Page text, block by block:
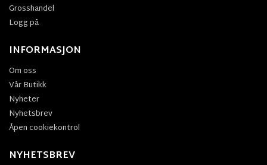
Grosshandel
Logg på
INFORMASJON
Om oss
Vår Butikk
Nyheter
Nyhetsbrev
Åpen cookiekontrol
NYHETSBREV